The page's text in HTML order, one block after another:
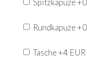
Spitzkapuze
Rundkapuze
Tasche +4 EUR